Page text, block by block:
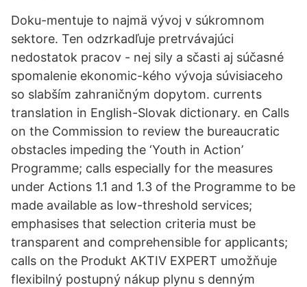
Doku-mentuje to najmä vývoj v súkromnom
sektore. Ten odzrkadľuje pretrvávajúci
nedostatok pracov - nej sily a sčasti aj súčasné
spomalenie ekonomic-kého vývoja súvisiaceho
so slabším zahraničným dopytom. currents
translation in English-Slovak dictionary. en Calls
on the Commission to review the bureaucratic
obstacles impeding the ‘Youth in Action’
Programme; calls especially for the measures
under Actions 1.1 and 1.3 of the Programme to be
made available as low-threshold services;
emphasises that selection criteria must be
transparent and comprehensible for applicants;
calls on the Produkt AKTIV EXPERT umožňuje
flexibilný postupný nákup plynu s denným